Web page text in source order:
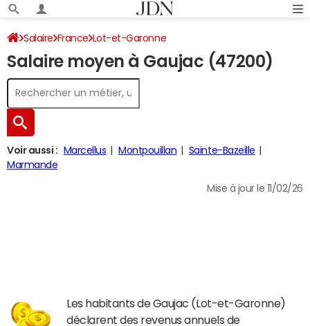
Salaire France Lot-et-Garonne
Salaire moyen à Gaujac (47200)
Voir aussi : Marcellus Montpouillan
Sainte-Bazeille
Marmande
Mise à jour le 11/02/26
Les habitants de Gaujac (Lot-et-Garonne)
déclarent des revenus annuels de